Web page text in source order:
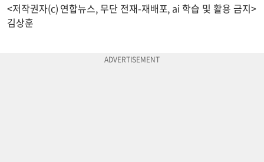
<저작권자(c) 연합뉴스, 무단 전재-재배포, ai 학습 및 활용 금지>
김상훈